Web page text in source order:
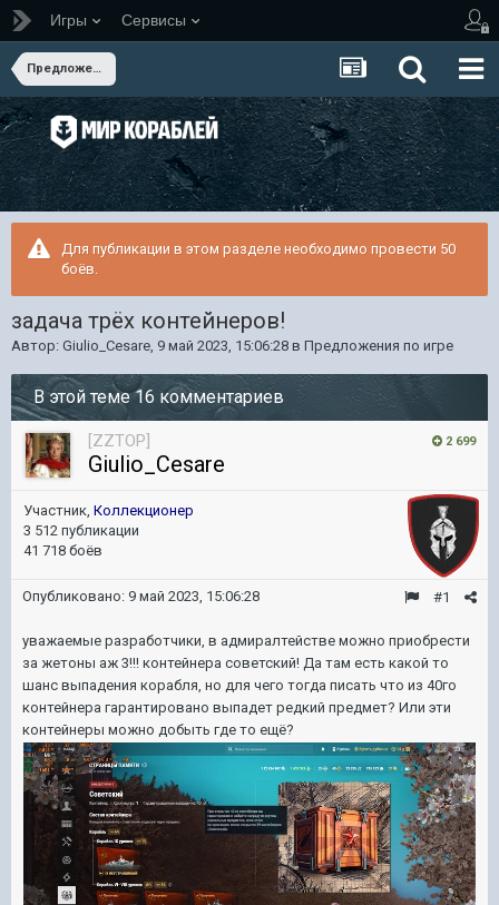
Игры Сервисы
Предложения по игре
Для публикации в этом разделе необходимо провести 50
боёв.
задача трёх контейнеров!
Автор: Giulio_Cesare, 9 май 2023, 15:06:28 в Предложения по игре
В этой теме 16 комментариев
2 699
[ZZTOP]
Giulio_Cesare
Участник, Коллекционер
3 512 публикации
41 718 боёв
#1
Опубликовано: 9 май 2023, 15:06:28
уважаемые разработчики, в адмиралтействе можно приобрести
за жетоны аж 3!!! контейнера советский! Да там есть какой то
шанс выпадения корабля, но для чего тогда писать что из 40го
контейнера гарантировано выпадет редкий предмет? Или эти
контейнеры можно добыть где то ещё?